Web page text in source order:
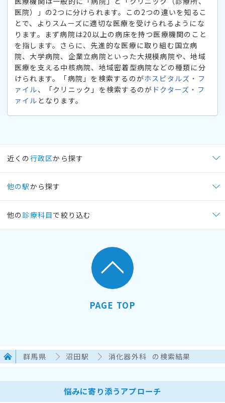
医院）」の2つに分けられます。この2つの違いを知るこ
とで、よりスムーズに適切な医療を受けられるようにな
ります。まず病院は20以上の病床を持つ医療機関のこと
を指します。さらに、先進的な医療に取り組む国立病
院、大学病院、企業立病院といった大規模病院や、地域
医療を支える中核病院、地域密着型病院などの種類に分
けられます。「病院」を検索するのがホスピタルズ・フ
ァイル、「クリニック」を検索するのが ドクターズ・フ
ァイル となります。
近くの 行政区から探す
他の駅から探す
他の 診療科目で絞り込む
PAGE TOP
群馬県 沼田駅 消化器外科 の検索結果
悩みに寄り添うアプローチ